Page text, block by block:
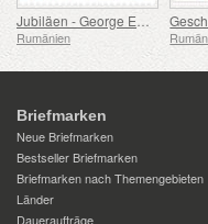
Jubiläen - George Emil Palade Universität für Medizin, Pharmazie, Naturwissenschaften und Technologie von Targu Mures
Rumänien
Briefmarken
Neue Briefmarken
Bestseller Briefmarken
Briefmarken nach Themengebieten
Länder
Daueraufträge